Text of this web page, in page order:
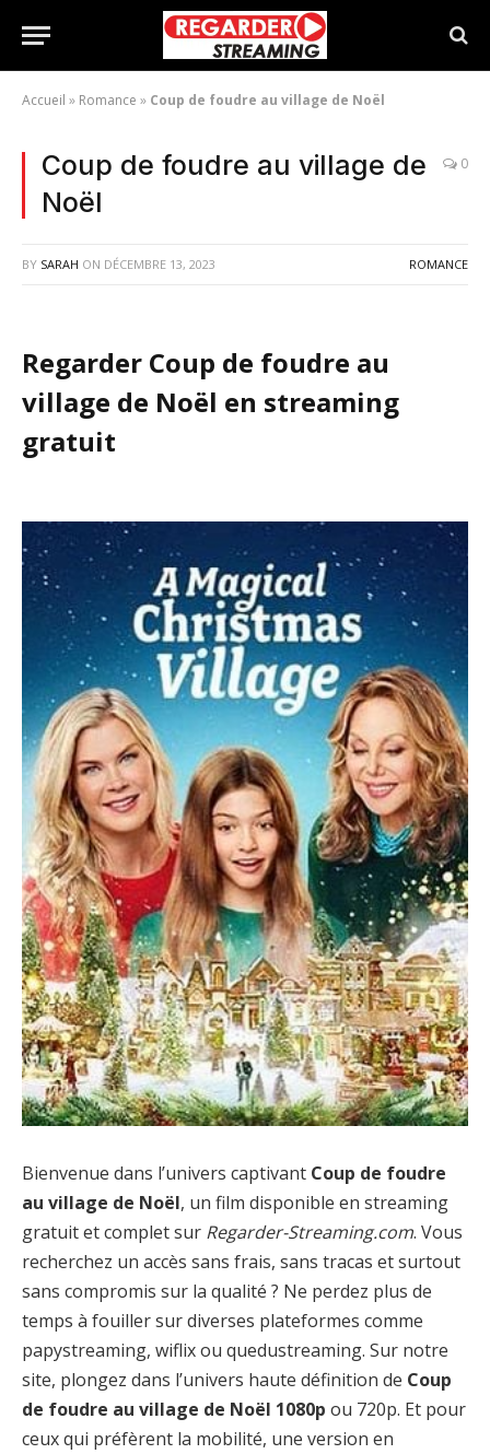
Accueil » Romance » Coup de foudre au village de Noël
Coup de foudre au village de
Noël
0
BY SARAH ON DÉCEMBRE 13, 2023 ROMANCE
Regarder Coup de foudre au
village de Noël en streaming
gratuit
Bienvenue dans l’univers captivant Coup de foudre
au village de Noël, un film disponible en streaming
gratuit et complet sur Regarder-Streaming.com. Vous
recherchez un accès sans frais, sans tracas et surtout
sans compromis sur la qualité ? Ne perdez plus de
temps à fouiller sur diverses plateformes comme
papystreaming, wiflix ou quedustreaming. Sur notre
site, plongez dans l’univers haute définition de Coup
de foudre au village de Noël 1080p ou 720p. Et pour
ceux qui préfèrent la mobilité, une version en